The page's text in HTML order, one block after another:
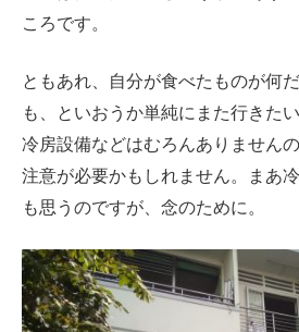
ころです。
ともあれ、自分が食べたものが何
も、といおうか単純にまた行きた
冷房設備などはむろんありません
注意が必要かもしれません。まあ
も思うのですが、念のために。